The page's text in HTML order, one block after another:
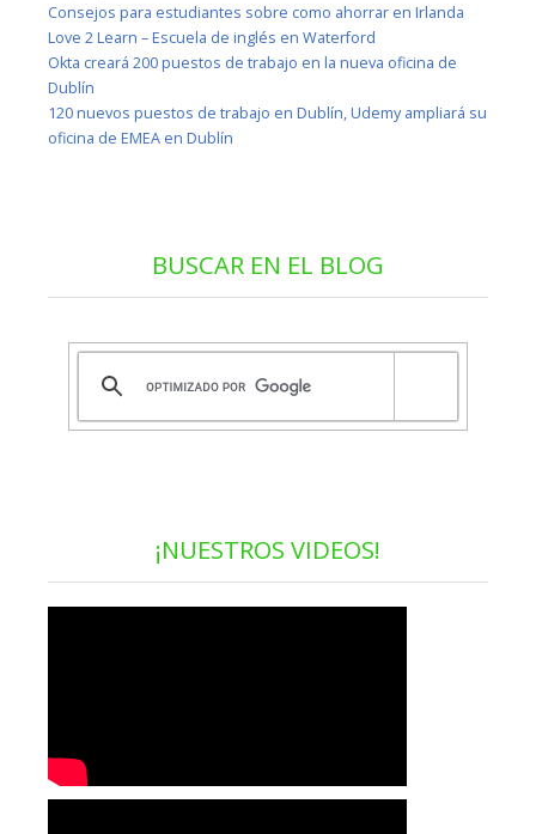
Consejos para estudiantes sobre como ahorrar en Irlanda
Love 2 Learn – Escuela de inglés en Waterford
Okta creará 200 puestos de trabajo en la nueva oficina de
Dublín
120 nuevos puestos de trabajo en Dublín, Udemy ampliará su
oficina de EMEA en Dublín
BUSCAR EN EL BLOG
¡NUESTROS VIDEOS!